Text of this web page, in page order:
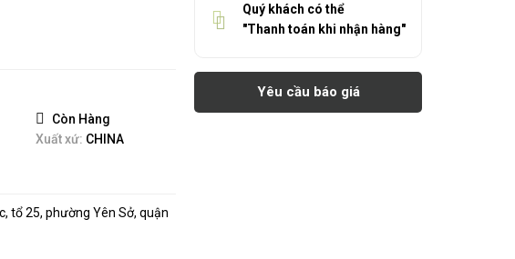
Còn Hàng
Xuất xứ: CHINA
tổ 25, phường Yên Sở, quận
Quý khách có thể
"Thanh toán khi nhận hàng"
Yêu cầu báo giá